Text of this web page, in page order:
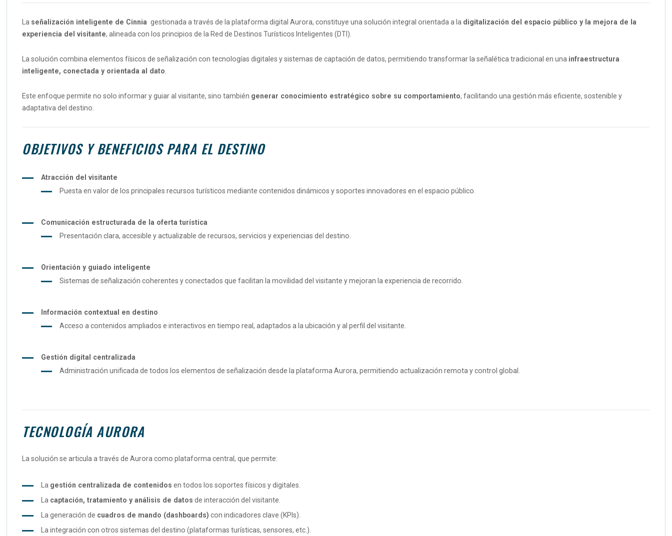
La señalización inteligente de Cinnia gestionada a través de la plataforma digital Aurora, constituye una solución integral orientada a la digitalización del espacio público y la mejora de la
experiencia del visitante, alineada con los principios de la Red de Destinos Turísticos Inteligentes (DTI).
La solución combina elementos físicos de señalización con tecnologías digitales y sistemas de captación de datos, permitiendo transformar la señalética tradicional en una infraestructura
inteligente, conectada y orientada al dato.
Este enfoque permite no solo informar y guiar al visitante, sino también generar conocimiento estratégico sobre su comportamiento, facilitando una gestión más eficiente, sostenible y
adaptativa del destino.
OBJETIVOS Y BENEFICIOS PARA EL DESTINO
Atracción del visitante
Puesta en valor de los principales recursos turísticos mediante contenidos dinámicos y soportes innovadores en el espacio público.
Comunicación estructurada de la oferta turística
Presentación clara, accesible y actualizable de recursos, servicios y experiencias del destino.
Orientación y guiado inteligente
Sistemas de señalización coherentes y conectados que facilitan la movilidad del visitante y mejoran la experiencia de recorrido.
Información contextual en destino
Acceso a contenidos ampliados e interactivos en tiempo real, adaptados a la ubicación y al perfil del visitante.
Gestión digital centralizada
Administración unificada de todos los elementos de señalización desde la plataforma Aurora, permitiendo actualización remota y control global.
TECNOLOGÍA AURORA
La solución se articula a través de Aurora como plataforma central, que permite:
La gestión centralizada de contenidos en todos los soportes físicos y digitales.
La captación, tratamiento y análisis de datos de interacción del visitante.
La generación de cuadros de mando (dashboards) con indicadores clave (KPIs).
La integración con otros sistemas del destino (plataformas turísticas, sensores, etc.).